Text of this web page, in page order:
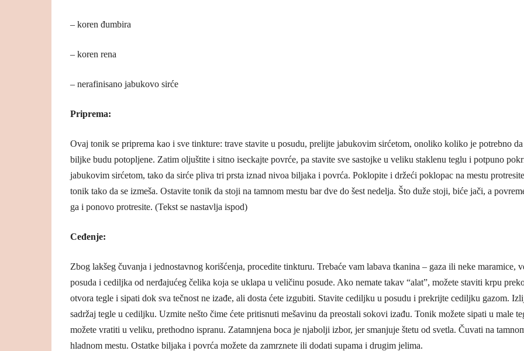
– koren đumbira
– koren rena
– nerafinisano jabukovo sirće
Priprema:
Ovaj tonik se priprema kao i sve tinkture: trave stavite u posudu, prelijte jabukovim sirćetom, onoliko koliko je potrebno da
biljke budu potopljene. Zatim oljuštite i sitno iseckajte povrće, pa stavite sve sastojke u veliku staklenu teglu i potpuno
jabukovim sirćetom, tako da sirće pliva tri prsta iznad nivoa biljaka i povrća. Poklopite i držeći poklopac na mestu protresite
tonik tako da se izmeša. Ostavite tonik da stoji na tamnom mestu bar dve do šest nedelja. Što duže stoji, biće jači, a
ga i ponovo protresite. (Tekst se nastavlja ispod)
Ceđenje:
Zbog lakšeg čuvanja i jednostavnog korišćenja, procedite tinkturu. Trebaće vam labava tkanina – gaza ili neke maramice,
posuda i cediljka od nerđajućeg čelika koja se uklapa u veličinu posude. Ako nemate takav “alat”, možete staviti krpu
otvora tegle i sipati dok sva tečnost ne izađe, ali dosta ćete izgubiti. Stavite cediljku u posudu i prekrijte cediljku gazom.
sadržaj tegle u cediljku. Uzmite nešto čime ćete pritisnuti mešavinu da preostali sokovi izađu. Tonik možete sipati u male
možete vratiti u veliku, prethodno ispranu. Zatamnjena boca je njabolji izbor, jer smanjuje štetu od svetla. Čuvati na
hladnom mestu. Ostatke biljaka i povrća možete da zamrznete ili dodati supama i drugim jelima.